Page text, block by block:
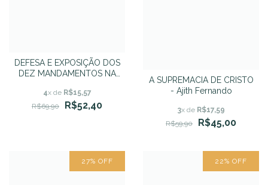
DEFESA E EXPOSIÇÃO DOS
DEZ MANDAMENTOS NA
na Confissão de Fé Batista
de 1689 - Fernando
4x de R$15,57
R$69,90
R$52,40
A SUPREMACIA DE CRISTO
- Ajith Fernando
3x de R$17,59
R$59,90
R$45,00
27% OFF 22% OFF